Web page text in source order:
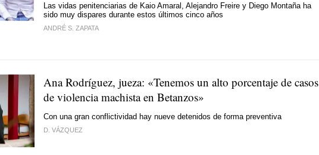
Las vidas penitenciarias de Kaio Amaral, Alejandro Freire y Diego Montaña ha
sido muy dispares durante estos últimos cinco años
ANDRÉ S. ZAPATA
Ana Rodríguez, jueza: «Tenemos un alto porcentaje de casos
de violencia machista en Betanzos»
Con una gran conflictividad hay nueve detenidos de forma preventiva
D. VÁZQUEZ